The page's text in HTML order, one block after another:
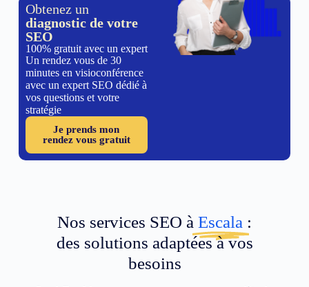
Obtenez un
diagnostic de votre
SEO
100% gratuit avec un expert
Un rendez vous de 30
minutes en visioconférence
avec un expert SEO dédié à
vos questions et votre
stratégie
Je prends mon
rendez vous gratuit
Nos services SEO à Escala :
des solutions adaptées à vos
besoins